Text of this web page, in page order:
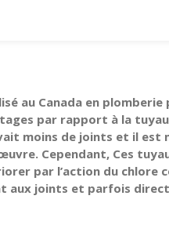
au Canada en plomberie
par rapport à la
moins de joints et il est
Cependant, Ces
par l’action du chlore
aux joints et parfois